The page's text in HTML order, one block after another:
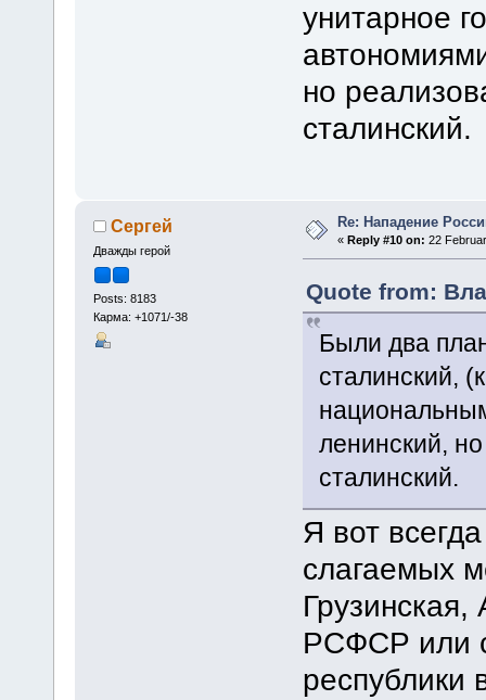
унитарное
но
сталинский.
Сергей
Дважды герой
Posts: 8183
Карма: +1071/-38
Re: Нападение
« Reply #10 on: 22
Quote from:
Были два
сталинский,
ленинский,
сталинский.
Я вот
слагаемых
РСФСР или